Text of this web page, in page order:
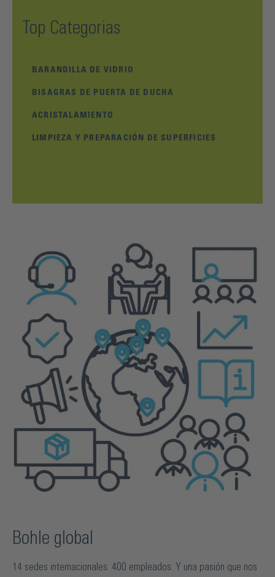
Top Categorias
BARANDILLA DE VIDRIO
BISAGRAS DE PUERTA DE DUCHA
ACRISTALAMIENTO
LIMPIEZA Y PREPARACIÓN DE SUPERFICIES
Bohle global
14 sedes internacionales. 400 empleados. Y una pasión que nos